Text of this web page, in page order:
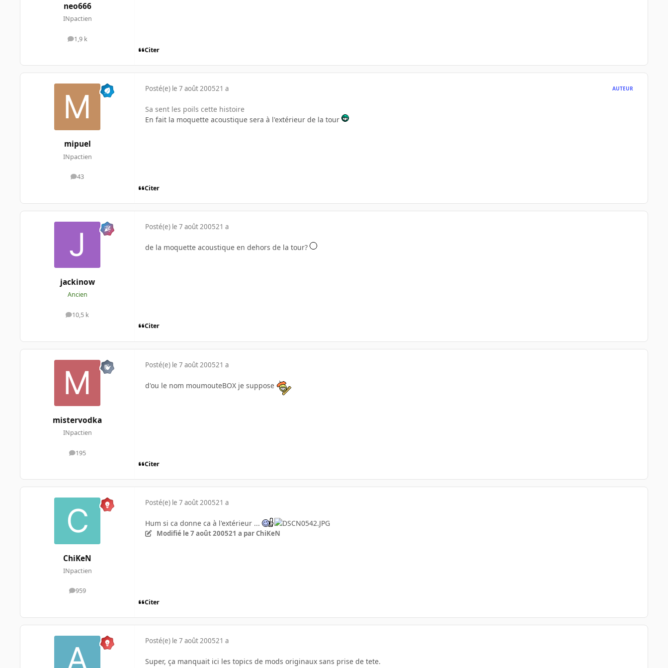
neo666
INpactien
1,9 k
messages
Citer
mipuel
INpactien
43
messages
Posté(e) le 7 août 200521 a AUTEUR
Sa sent les poils cette histoire
En fait la moquette acoustique sera à l'extérieur de la tour
Citer
jackinow
Ancien
10,5 k
messages
Posté(e) le 7 août 200521 a
de la moquette acoustique en dehors de la tour?
Citer
mistervodka
INpactien
195
messages
Posté(e) le 7 août 200521 a
d'ou le nom moumouteBOX je suppose
Citer
ChiKeN
INpactien
959
messages
Posté(e) le 7 août 200521 a
Hum si ca donne ca à l'extérieur ...
Modifié le 7 août 200521 a par ChiKeN
Citer
Posté(e) le 7 août 200521 a
Super, ça manquait ici les topics de mods originaux sans prise de tete.